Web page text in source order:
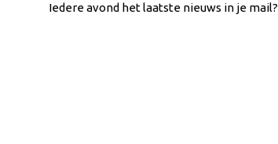
Iedere avond het laatste nieuws in je mail?